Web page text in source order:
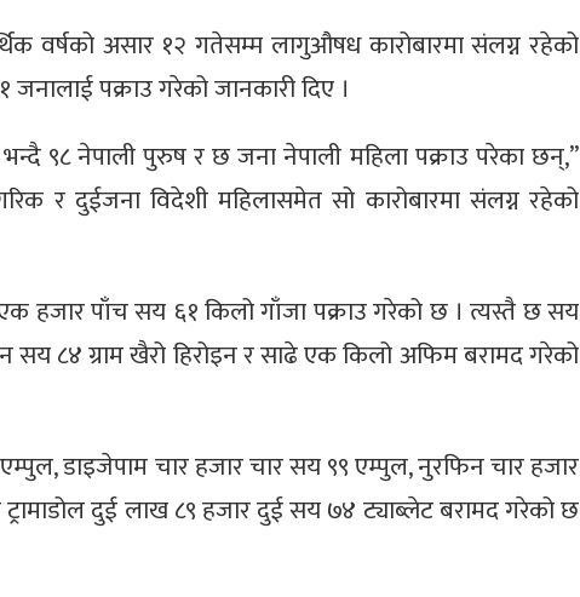
वर्षको असार १२ गतेसम्म लागुऔषध कारोबारमा संलग्न रहेको
पक्राउ गरेको जानकारी दिए ।
९८ नेपाली पुरुष र छ जना नेपाली महिला पक्राउ परेका छन्,’’
र दुईजना विदेशी महिलासमेत सो कारोबारमा संलग्न रहेको
एक हजार पाँच सय ६१ किलो गाँजा पक्राउ गरेको छ । त्यस्तै छ सय
८४ ग्राम खैरो हिरोइन र साढे एक किलो अफिम बरामद गरेको
डाइजेपाम चार हजार चार सय ९९ एम्पुल, नुरफिन चार हजार
दुई लाख ८९ हजार दुई सय ७४ ट्याब्लेट बरामद गरेको छ